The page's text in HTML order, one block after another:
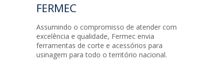
FERMEC
Assumindo o compromisso de atender com
excelência e qualidade, Fermec envia
ferramentas de corte e acessórios para
usinagem para todo o território nacional.